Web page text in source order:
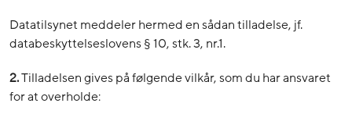
Datatilsynet meddeler hermed en sådan tilladelse, jf.
databeskyttelseslovens § 10, stk. 3, nr.1.
2.Tilladelsen gives på følgende vilkår, som du har ansvaret
for at overholde: